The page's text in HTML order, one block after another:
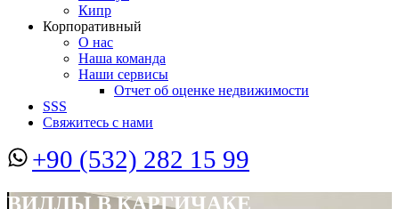
Кипр
Корпоративный
О нас
Наша команда
Наши сервисы
Отчет об оценке недвижимости
SSS
Свяжитесь с нами
+90 (532) 282 15 99
ВИЛЛЫ В КАРГИЧАКЕ